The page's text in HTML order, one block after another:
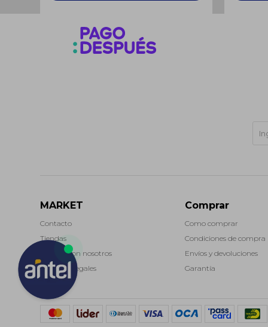
MARKET
Contacto
Tiendas
Trabaja con nosotros
Términos legales
Comprar
Como comprar
Condiciones de compra
Envíos y devoluciones
Garantía